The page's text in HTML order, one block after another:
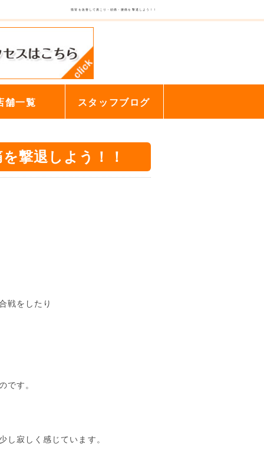
猫背を改善して肩こり・頭痛・腰痛を撃退しよう！！
舗一覧 スタッフブログ
撃退しよう！！
戦をしたり
です。
し寂しく感じています。